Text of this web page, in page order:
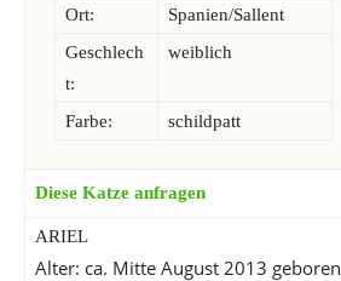
Ort:
Spanien/Sallent
Geschlech
t:
weiblich
Farbe: schildpatt
Diese Katze anfragen
ARIEL
Alter: ca. Mitte August 2013 geboren